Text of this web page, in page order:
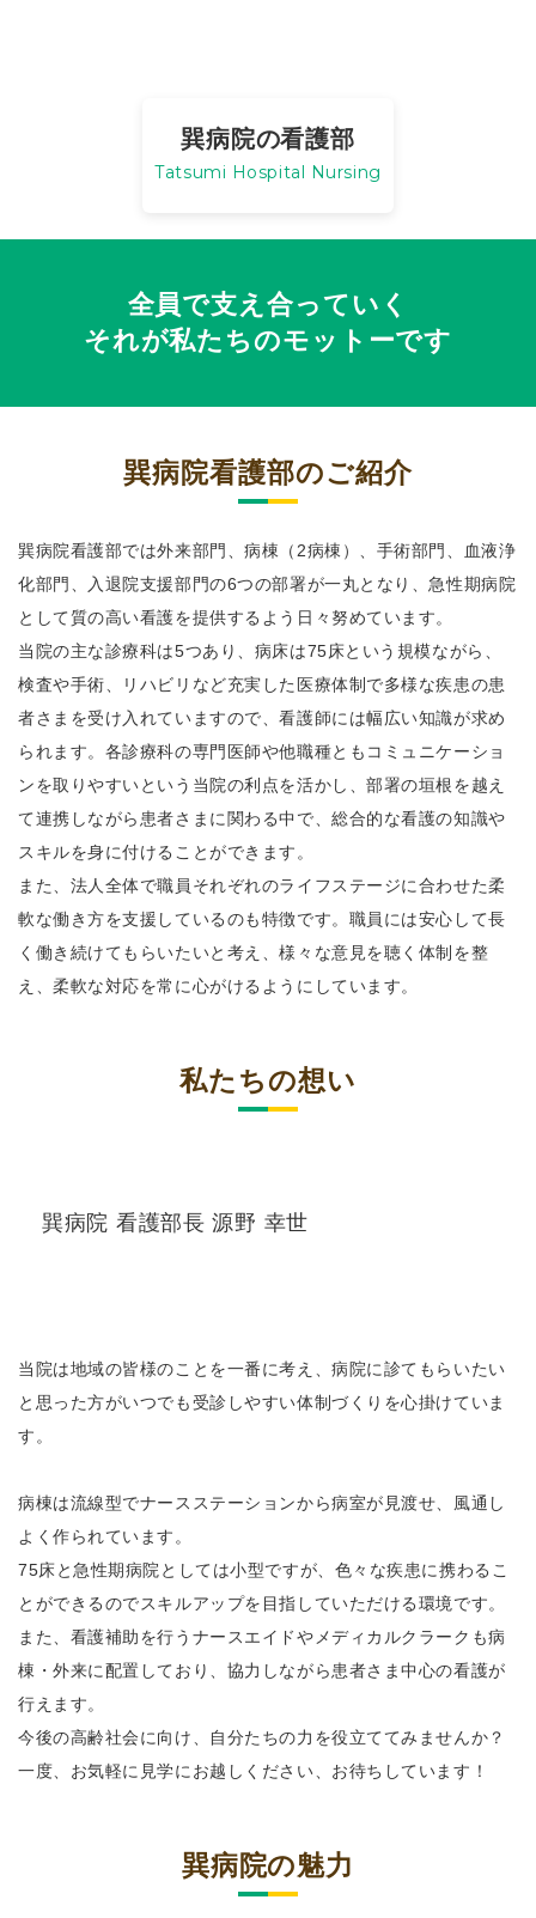
巽病院の看護部
Tatsumi Hospital Nursing
全員で支え合っていく
それが私たちのモットーです
巽病院看護部のご紹介
巽病院看護部では外来部門、病棟（2病棟）、手術部門、血液浄
化部門、入退院支援部門の6つの部署が一丸となり、急性期病院
として質の高い看護を提供するよう日々努めています。
当院の主な診療科は5つあり、病床は75床という規模ながら、
検査や手術、リハビリなど充実した医療体制で多様な疾患の患
者さまを受け入れていますので、看護師には幅広い知識が求め
られます。各診療科の専門医師や他職種ともコミュニケーショ
ンを取りやすいという当院の利点を活かし、部署の垣根を越え
て連携しながら患者さまに関わる中で、総合的な看護の知識や
スキルを身に付けることができます。
また、法人全体で職員それぞれのライフステージに合わせた柔
軟な働き方を支援しているのも特徴です。職員には安心して長
く働き続けてもらいたいと考え、様々な意見を聴く体制を整
え、柔軟な対応を常に心がけるようにしています。
私たちの想い
巽病院 看護部長 源野 幸世
当院は地域の皆様のことを一番に考え、病院に診てもらいたい
と思った方がいつでも受診しやすい体制づくりを心掛けていま
す。
病棟は流線型でナースステーションから病室が見渡せ、風通し
よく作られています。
75床と急性期病院としては小型ですが、色々な疾患に携わるこ
とができるのでスキルアップを目指していただける環境です。
また、看護補助を行うナースエイドやメディカルクラークも病
棟・外来に配置しており、協力しながら患者さま中心の看護が
行えます。
今後の高齢社会に向け、自分たちの力を役立ててみませんか？
一度、お気軽に見学にお越しください、お待ちしています！
巽病院の魅力